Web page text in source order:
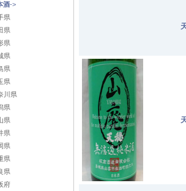
酒->
県
県
県
県
県
県
川県
県
県
県
県
県
県
府